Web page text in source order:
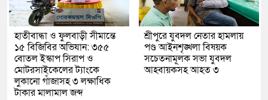
হাতীবান্ধা ও ফুলবাড়ী সীমান্তে
১৫ বিজিবির অভিযান: ৩৫৫
বোতল ইস্কাপ সিরাপ ও
মোটরসাইকেলের ট্যাংকে
লুকানো গাঁজাসহ ৩ লক্ষাধিক
টাকার মালামাল জব্দ
শ্রীপুরে যুবদল নেতার হামলায়
পণ্ড আইনশৃঙ্খলা বিষয়ক
সচেতনামূলক সভা যুবদল
আহবায়কসহ আহত ৩